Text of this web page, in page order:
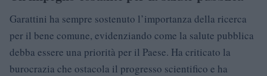
Garattini ha sempre sostenuto l’importanza della ricerca
per il bene comune, evidenziando come la salute pubblica
debba essere una priorità per il Paese. Ha criticato la
burocrazia che ostacola il progresso scientifico e ha